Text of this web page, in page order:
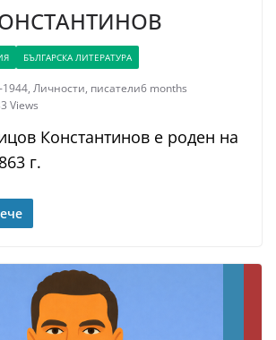
БЪЛГАРСКА ЛИТЕРАТУРА
1944, Личности, писатели6 months
Views
Константинов е роден на
г.